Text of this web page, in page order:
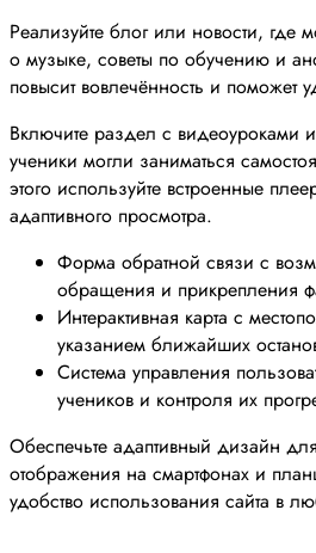
Реализуйте блог или новости, где
о музыке, советы по обучению и
повысит вовлечённость и поможет
Включите раздел с видеоуроками
ученики могли заниматься
этого используйте встроенные
адаптивного просмотра.
Форма обратной связи с
обращения и прикрепления
Интерактивная карта с
указанием ближайших
Система управления
учеников и контроля их
Обеспечьте адаптивный дизайн
отображения на смартфонах и
удобство использования сайта в